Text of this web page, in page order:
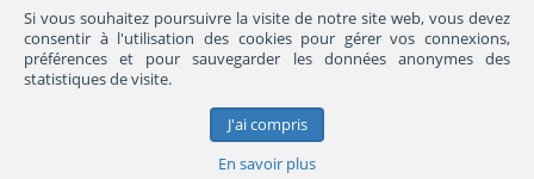
Si vous souhaitez poursuivre la visite de notre site web, vous devez
consentir à l'utilisation des cookies pour gérer vos connexions,
préférences et pour sauvegarder les données anonymes des
statistiques de visite.
J'ai compris
En savoir plus